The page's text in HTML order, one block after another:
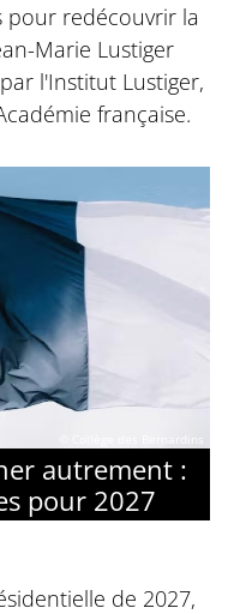
pour redécouvrir la
Marie Lustiger
l'Institut Lustiger,
française.
autrement :
pour 2027
de 2027,